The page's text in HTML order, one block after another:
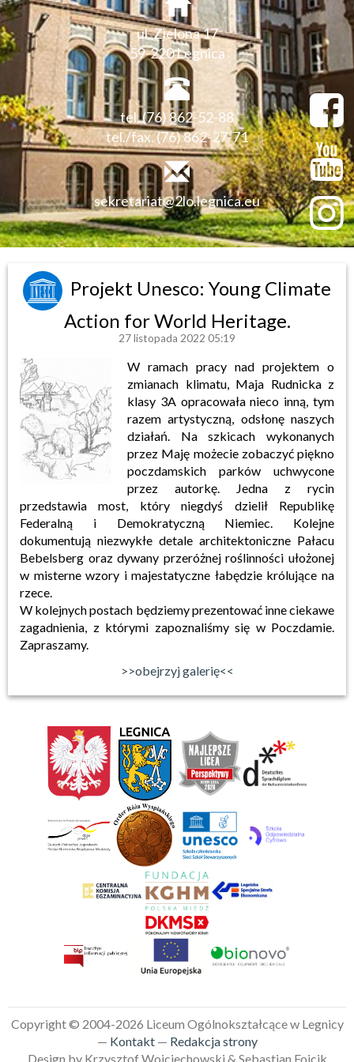
ul. Zielona 17
59-220 Legnica
tel. (76) 862-52-88
tel./fax. (76) 862-27-71
sekretariat@2lo.legnica.eu
Projekt Unesco: Young Climate
Action for World Heritage.
27 listopada 2022 05:19
W ramach pracy nad projektem o
zmianach klimatu, Maja Rudnicka z
klasy 3A opracowała nieco inną, tym
razem artystyczną, odsłonę naszych
działań. Na szkicach wykonanych
przez Maję możecie zobaczyć piękno
poczdamskich parków uchwycone
przez autorkę. Jedna z rycin
przedstawia most, który niegdyś dzielił Republikę
Federalną i Demokratyczną Niemiec. Kolejne
dokumentują niezwykłe detale architektoniczne Pałacu
Bebelsberg oraz dywany przeróżnej roślinności ułożonej
w misterne wzory i majestatyczne łabędzie królujące na
rzece.
W kolejnych postach będziemy prezentować inne ciekawe
zagadnienia, z którymi zapoznaliśmy się w Poczdamie.
Zapraszamy.
>>obejrzyj galerię<<
Copyright © 2004-2026 Liceum Ogólnokształcące w Legnicy
— Kontakt— Redakcja strony
Design by Krzysztof Wojciechowski & Sebastian Fojcik